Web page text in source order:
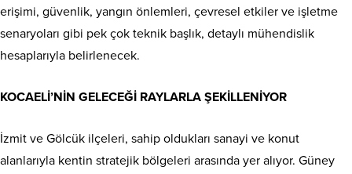
erişimi, güvenlik, yangın önlemleri, çevresel etkiler ve işletme
senaryoları gibi pek çok teknik başlık, detaylı mühendislik
hesaplarıyla belirlenecek.
KOCAELİ’NİN GELECEĞİ RAYLARLA ŞEKİLLENİYOR
İzmit ve Gölcük ilçeleri, sahip oldukları sanayi ve konut
alanlarıyla kentin stratejik bölgeleri arasında yer alıyor. Güney